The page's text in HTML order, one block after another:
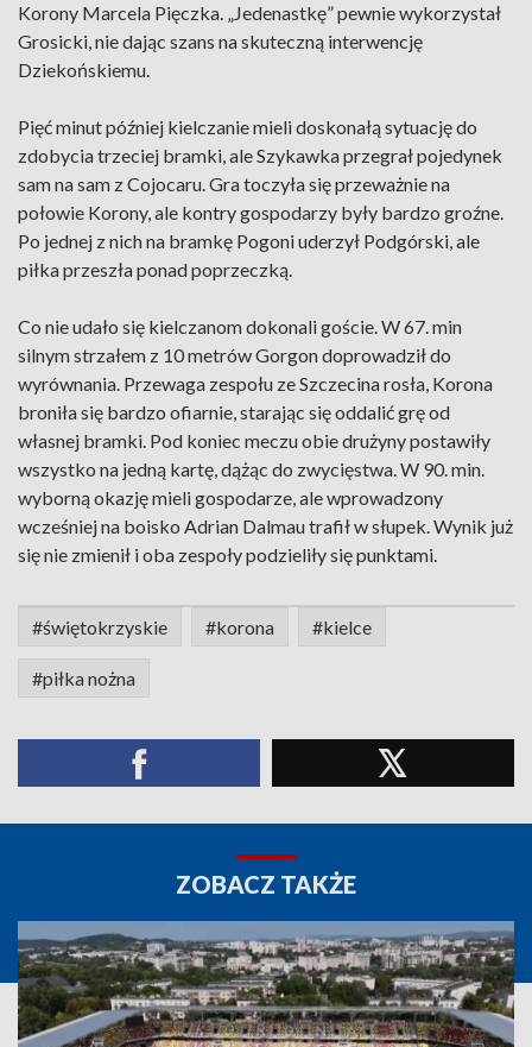
Korony Marcela Pięczka. „Jedenastkę” pewnie wykorzystał
Grosicki, nie dając szans na skuteczną interwencję
Dziekońskiemu.
Pięć minut później kielczanie mieli doskonałą sytuację do
zdobycia trzeciej bramki, ale Szykawka przegrał pojedynek
sam na sam z Cojocaru. Gra toczyła się przeważnie na
połowie Korony, ale kontry gospodarzy były bardzo groźne.
Po jednej z nich na bramkę Pogoni uderzył Podgórski, ale
piłka przeszła ponad poprzeczką.
Co nie udało się kielczanom dokonali goście. W 67. min
silnym strzałem z 10 metrów Gorgon doprowadził do
wyrównania. Przewaga zespołu ze Szczecina rosła, Korona
broniła się bardzo ofiarnie, starając się oddalić grę od
własnej bramki. Pod koniec meczu obie drużyny postawiły
wszystko na jedną kartę, dążąc do zwycięstwa. W 90. min.
wyborną okazję mieli gospodarze, ale wprowadzony
wcześniej na boisko Adrian Dalmau trafił w słupek. Wynik już
się nie zmienił i oba zespoły podzieliły się punktami.
#świętokrzyskie #korona #kielce
#piłka nożna
ZOBACZ TAKŻE